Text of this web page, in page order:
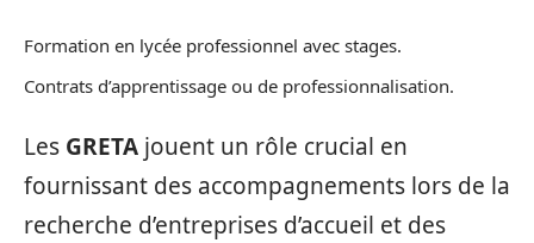
Formation en lycée professionnel avec stages.
Contrats d’apprentissage ou de professionnalisation.
Les GRETA jouent un rôle crucial en
fournissant des accompagnements lors de la
recherche d’entreprises d’accueil et des